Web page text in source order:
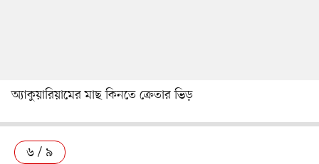
অ্যাকুয়ারিয়ামের মাছ কিনতে ক্রেতার ভিড়
৬ / ৯